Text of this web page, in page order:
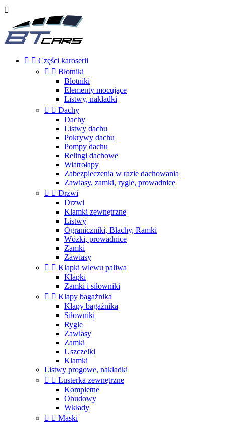

  Części karoserii
  Błotniki
Błotniki
Elementy mocujące
Listwy, nakładki
  Dachy
Dachy
Listwy dachu
Pokrywy dachu
Pompy dachu
Relingi dachowe
Wiatrołapy
Zabezpieczenia w razie dachowania
Zawiasy, zamki, rygle, prowadnice
  Drzwi
Drzwi
Klamki zewnętrzne
Listwy
Ograniczniki, Blachy, Ramki
Wózki, prowadnice
Zamki
Zawiasy
  Klapki wlewu paliwa
Klapki
Zamki i siłowniki
  Klapy bagażnika
Klapy bagażnika
Siłowniki
Rygle
Zawiasy
Zamki
Uszczelki
Klamki
Listwy progowe, nakładki
  Lusterka zewnętrzne
Kompletne
Obudowy
Wkłady
  Maski